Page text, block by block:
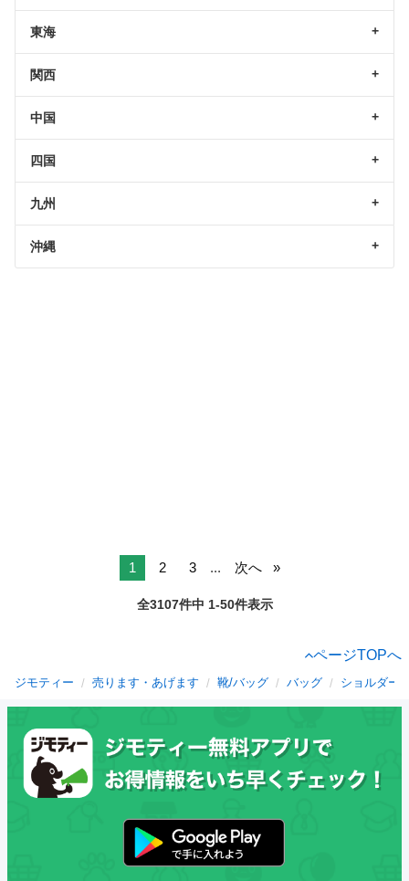
東海
関西
中国
四国
九州
沖縄
1 2 3 ... 次へ
全3107件中 1-50件表示
ページTOPへ
ジモティー 売ります・あげます 靴/バッグ バッグ ショルダー